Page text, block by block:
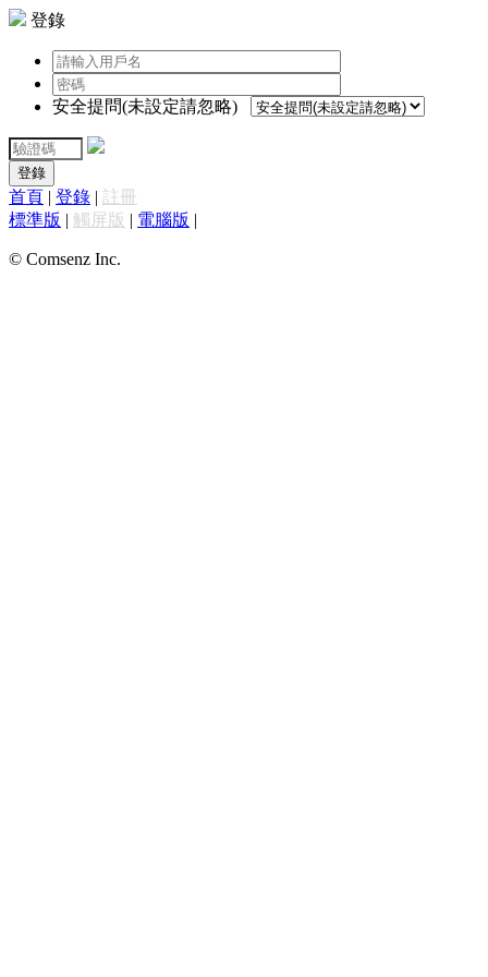
登錄
安全提問(未設定請忽略)
登錄
首頁 | 登錄 | 註冊
標準版 | 觸屏版 | 電腦版 |
© Comsenz Inc.